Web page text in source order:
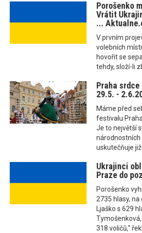
Porošenko
Vrátit
...
V prvním
volebních
hovořit se
tehdy, složí-li
Praha
29.5. -
Máme před
festivalu
Je to největší
národnostních
uskutečňuje
Ukrajinci
Praze do
Porošenko
2735 hlasy,
Ljaško s 629
318 voličů,"